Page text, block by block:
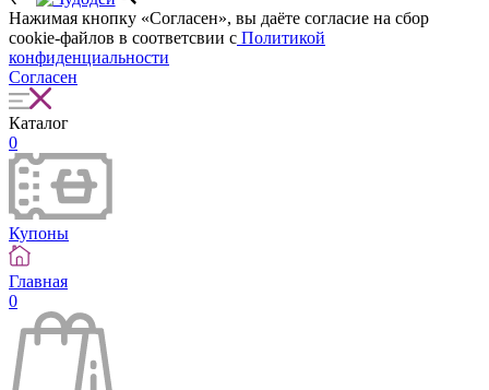
Нажимая кнопку «Согласен», вы даёте cогласие на сбор
cookie-файлов в соответсвии с Политикой
конфиденциальности
Согласен
Каталог
0
Купоны
Главная
0